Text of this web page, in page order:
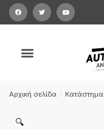
Αρχική σελίδα / Κατάστημα
🔍